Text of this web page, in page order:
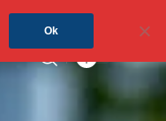
Ok